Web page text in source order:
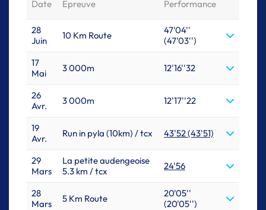
Date Epreuve Performance
28
Juin
10 Km Route
47'04''
(47'03'')
17
Mai
3 000m 12'16''32
26
Avr.
3 000m 12'17''22
19
Avr.
Run in pyla (10km) / tcx 43'52 (43'51)
29
Mars
La petite audengeoise
5.3 km / tcx
24'56
28
Mars
5 Km Route
20'05''
(20'05'')